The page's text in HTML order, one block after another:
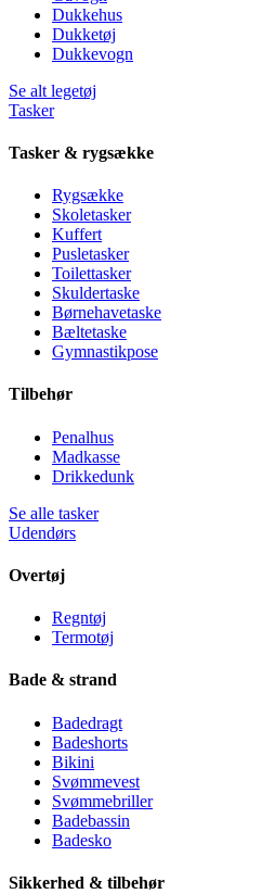
Dukkehus
Dukketøj
Dukkevogn
Se alt legetøj
Tasker
Tasker & rygsække
Rygsække
Skoletasker
Kuffert
Pusletasker
Toilettasker
Skuldertaske
Børnehavetaske
Bæltetaske
Gymnastikpose
Tilbehør
Penalhus
Madkasse
Drikkedunk
Se alle tasker
Udendørs
Overtøj
Regntøj
Termotøj
Bade & strand
Badedragt
Badeshorts
Bikini
Svømmevest
Svømmebriller
Badebassin
Badesko
Sikkerhed & tilbehør